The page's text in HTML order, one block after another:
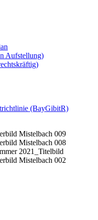
Aufstellung)
(BayGibitR)